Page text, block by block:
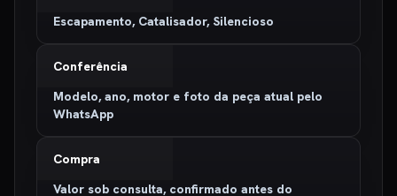
Escapamento, Catalisador, Silencioso
Conferência
Modelo, ano, motor e foto da peça atual pelo
WhatsApp
Compra
Valor sob consulta, confirmado antes do